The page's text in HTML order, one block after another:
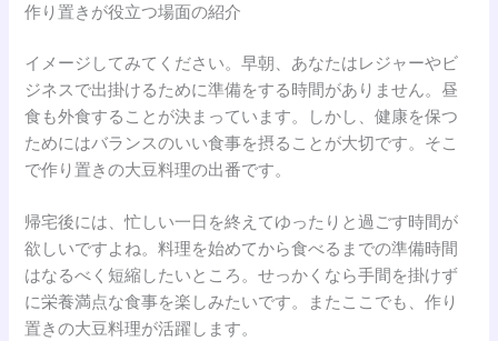
作り置きが役立つ場面の紹介
イメージしてみてください。早朝、あなたはレジャーやビ
ジネスで出掛けるために準備をする時間がありません。昼
食も外食することが決まっています。しかし、健康を保つ
ためにはバランスのいい食事を摂ることが大切です。そこ
で作り置きの大豆料理の出番です。
帰宅後には、忙しい一日を終えてゆったりと過ごす時間が
欲しいですよね。料理を始めてから食べるまでの準備時間
はなるべく短縮したいところ。せっかくなら手間を掛けず
に栄養満点な食事を楽しみたいです。またここでも、作り
置きの大豆料理が活躍します。